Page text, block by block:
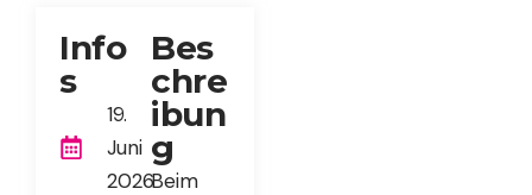
Info
s
19.
Juni
2026
Bes
chre
ibun
g
Beim